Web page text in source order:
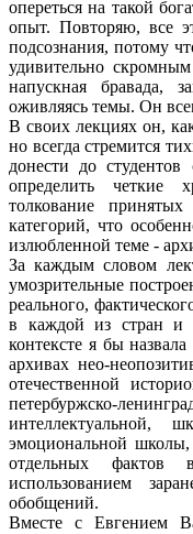
опереться на такой
опыт. Повторяю, все
подсознания, потому
удивительно
напускная бравада,
оживляясь темы. Он
В своих лекциях он,
но всегда стремится
донести до студентов
определить четкие
толкование
категорий, что
излюбленной теме -
За каждым словом
умозрительные
реального,
в каждой из стран
контексте я бы
архивах нео-
отечественной
петербуржско-
интеллектуальной,
эмоциональной
отдельных фактов
использованием
обобщений.
Вместе с Евгением